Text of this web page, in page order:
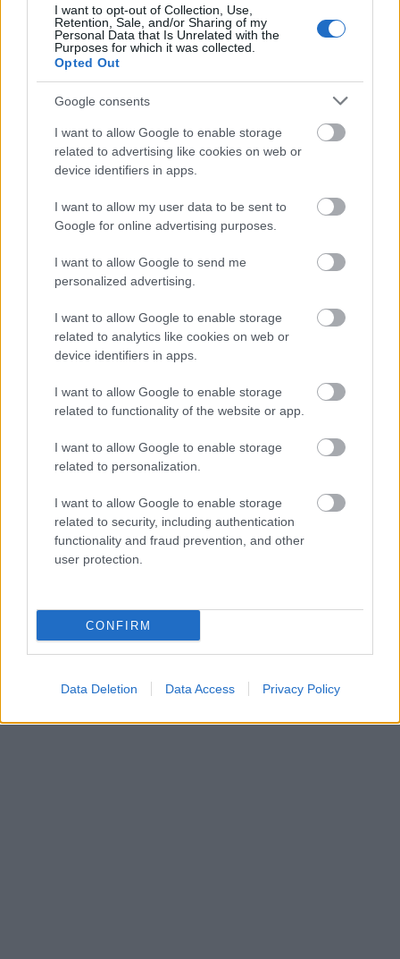
I want to opt-out of Collection, Use,
Retention, Sale, and/or Sharing of my
Personal Data that Is Unrelated with the
Purposes for which it was collected.
Opted Out
Google consents
I want to allow Google to enable storage
related to advertising like cookies on web or
device identifiers in apps.
I want to allow my user data to be sent to
Google for online advertising purposes.
I want to allow Google to send me
personalized advertising.
I want to allow Google to enable storage
related to analytics like cookies on web or
device identifiers in apps.
I want to allow Google to enable storage
related to functionality of the website or app.
I want to allow Google to enable storage
related to personalization.
I want to allow Google to enable storage
related to security, including authentication
functionality and fraud prevention, and other
user protection.
CONFIRM
Data Deletion Data Access Privacy Policy
претендуете. Адресуйте письмо
рекрутинговому агентству или менеджеру по
персоналу (начальнику отдела кадров)
круизной компании. Не забудьте подписать
письмо. Если вы подаёте ваше резюме в
электронной форме, то включите
электронного письма или вставьте его в
письма, если вы используете специальную
Будьте настойчивы при соискании работы,
рекрутинговым агентам или менеджеру по
персоналу слишком часто. Держите их в курсе
любых изменений в ваших данных,